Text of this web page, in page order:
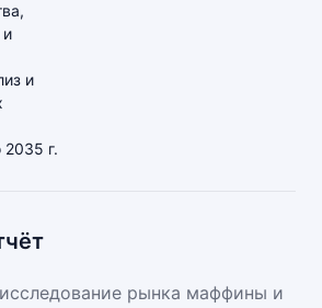
и
и
2035 г.
рынка маффины и